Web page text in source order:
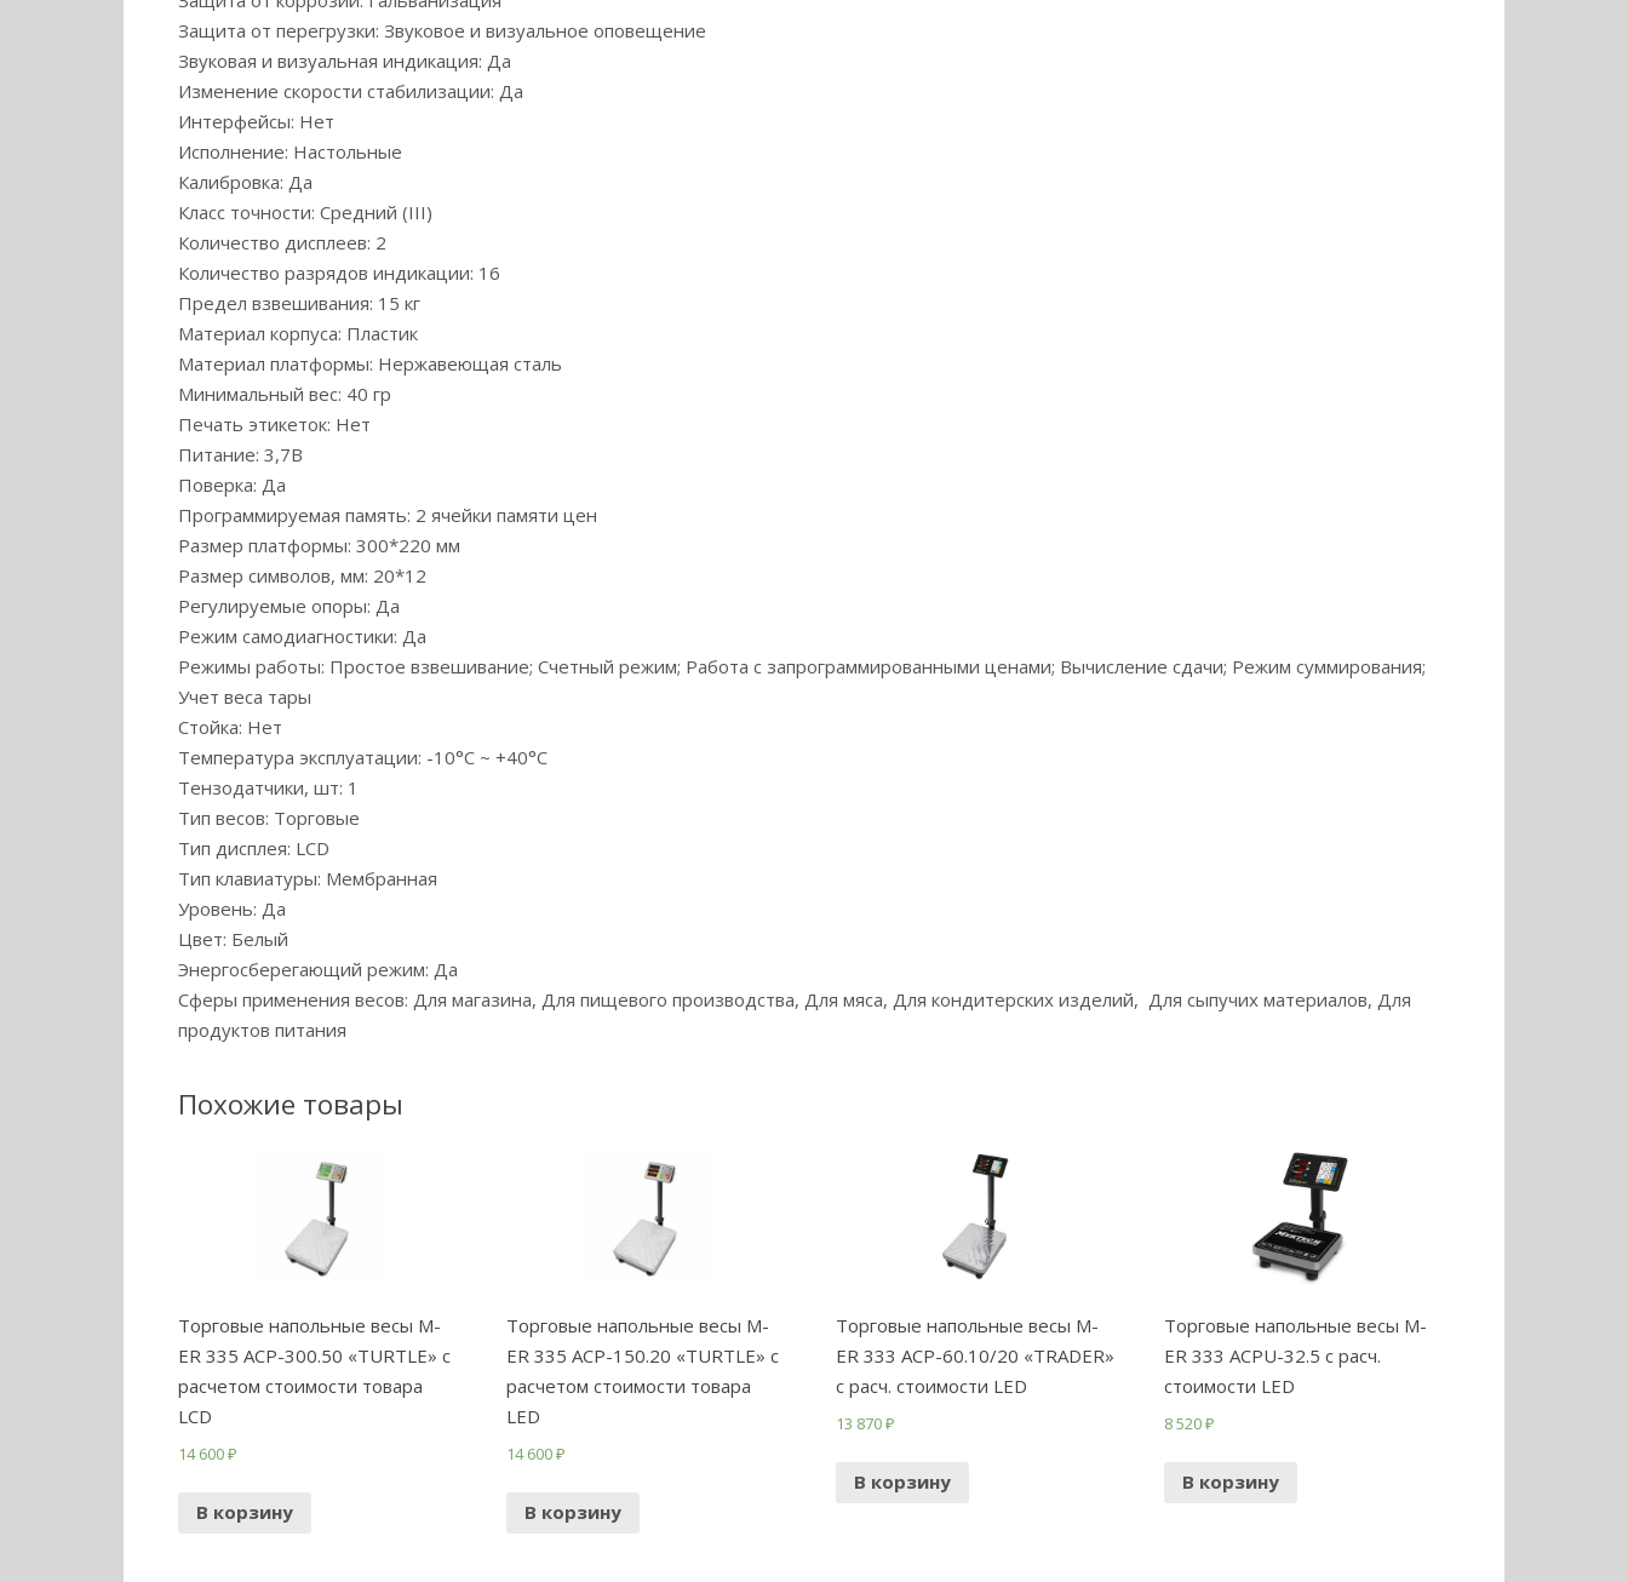
Защита от перегрузки: Звуковое и визуальное оповещение
Звуковая и визуальная индикация: Да
Изменение скорости стабилизации: Да
Интерфейсы: Нет
Исполнение: Настольные
Калибровка: Да
Класс точности: Средний (III)
Количество дисплеев: 2
Количество разрядов индикации: 16
Предел взвешивания: 15 кг
Материал корпуса: Пластик
Материал платформы: Нержавеющая сталь
Минимальный вес: 40 гр
Печать этикеток: Нет
Питание: 3,7В
Поверка: Да
Программируемая память: 2 ячейки памяти цен
Размер платформы: 300*220 мм
Размер символов, мм: 20*12
Регулируемые опоры: Да
Режим самодиагностики: Да
Режимы работы: Простое взвешивание; Счетный режим; Работа с запрограммированными ценами; Вычисление сдачи; Режим суммирования;
Учет веса тары
Стойка: Нет
Температура эксплуатации: -10°C ~ +40°C
Тензодатчики, шт: 1
Тип весов: Торговые
Тип дисплея: LCD
Тип клавиатуры: Мембранная
Уровень: Да
Цвет: Белый
Энергосберегающий режим: Да
Сферы применения весов: Для магазина, Для пищевого производства, Для мяса, Для кондитерских изделий, Для сыпучих материалов, Для
продуктов питания
Похожие товары
Торговые напольные весы M-
ER 335 ACP-300.50 «TURTLE» с
расчетом стоимости товара
LCD
14 600₽
В корзину
Торговые напольные весы M-
ER 335 ACP-150.20 «TURTLE» с
расчетом стоимости товара
LED
14 600₽
В корзину
Торговые напольные весы M-
ER 333 ACP-60.10/20 «TRADER»
с расч. стоимости LED
13 870₽
В корзину
Торговые напольные весы M-
ER 333 ACPU-32.5 с расч.
стоимости LED
8 520₽
В корзину